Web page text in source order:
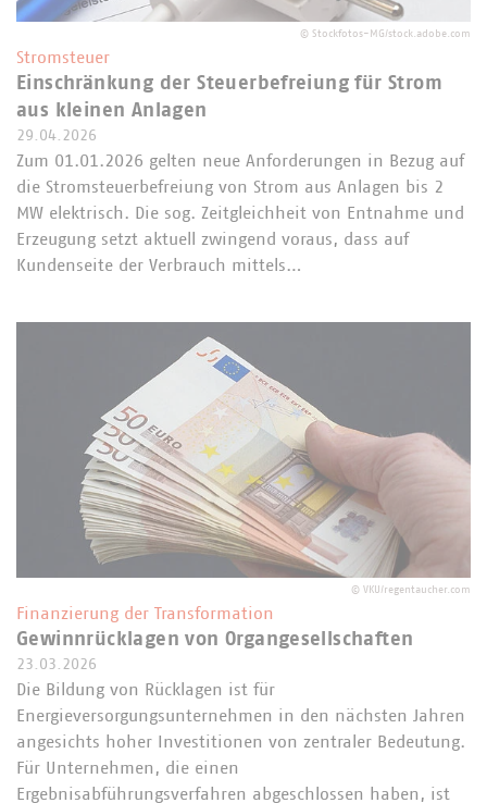
© Stockfotos-MG/stock.adobe.com
Stromsteuer
Einschränkung der Steuerbefreiung für Strom
aus kleinen Anlagen
29.04.2026
Zum 01.01.2026 gelten neue Anforderungen in Bezug auf
die Stromsteuerbefreiung von Strom aus Anlagen bis 2
MW elektrisch. Die sog. Zeitgleichheit von Entnahme und
Erzeugung setzt aktuell zwingend voraus, dass auf
Kundenseite der Verbrauch mittels…
© VKU/regentaucher.com
Finanzierung der Transformation
Gewinnrücklagen von Organgesellschaften
23.03.2026
Die Bildung von Rücklagen ist für
Energieversorgungsunternehmen in den nächsten Jahren
angesichts hoher Investitionen von zentraler Bedeutung.
Für Unternehmen, die einen
Ergebnisabführungsverfahren abgeschlossen haben, ist